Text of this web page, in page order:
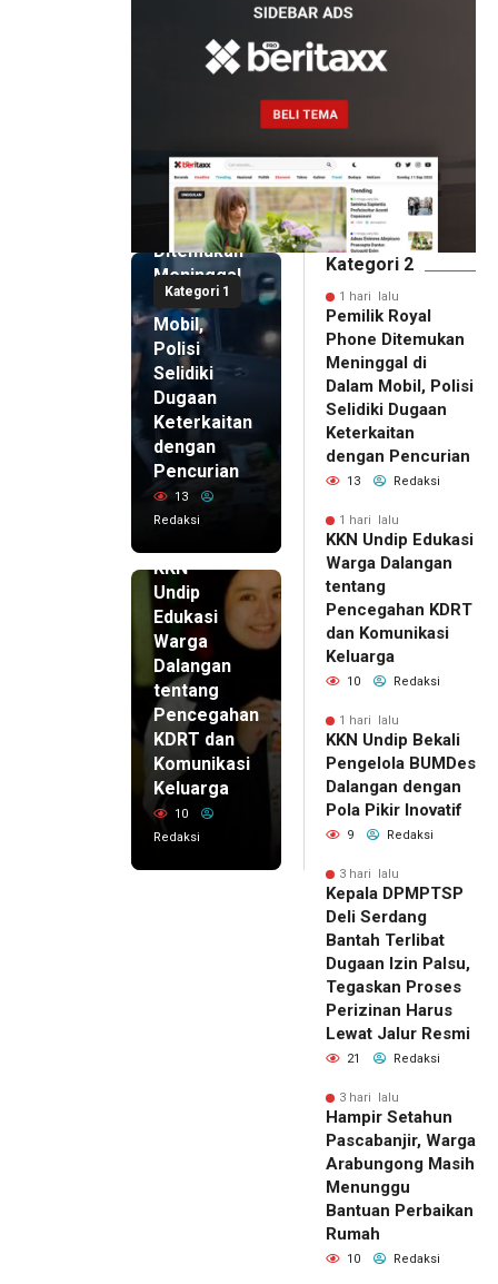
Kategori 1
1 hari lalu
Pemilik
Royal
Phone
Ditemukan
Meninggal
di Dalam
Mobil,
Polisi
Selidiki
Dugaan
Keterkaitan
dengan
Pencurian
13
Redaksi
KKN
Undip
Edukasi
Warga
Dalangan
tentang
Pencegahan
KDRT dan
Komunikasi
Keluarga
10
Redaksi
Kategori 2
1 hari lalu
Pemilik Royal
Phone Ditemukan
Meninggal di
Dalam Mobil, Polisi
Selidiki Dugaan
Keterkaitan
dengan Pencurian
13 Redaksi
1 hari lalu
KKN Undip Edukasi
Warga Dalangan
tentang
Pencegahan KDRT
dan Komunikasi
Keluarga
10 Redaksi
1 hari lalu
KKN Undip Bekali
Pengelola BUMDes
Dalangan dengan
Pola Pikir Inovatif
9 Redaksi
3 hari lalu
Kepala DPMPTSP
Deli Serdang
Bantah Terlibat
Dugaan Izin Palsu,
Tegaskan Proses
Perizinan Harus
Lewat Jalur Resmi
21 Redaksi
3 hari lalu
Hampir Setahun
Pascabanjir, Warga
Arabungong Masih
Menunggu
Bantuan Perbaikan
Rumah
10 Redaksi